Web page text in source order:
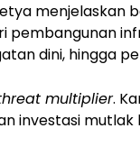
menjelaskan
pembangunan
dini, hingga
multiplier.
investasi